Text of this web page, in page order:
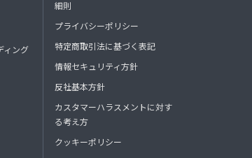
ィング
細則
プライバシーポリシー
特定商取引法に基づく表記
情報セキュリティ方針
反社基本方針
カスタマーハラスメントに対す
る考え方
クッキーポリシー